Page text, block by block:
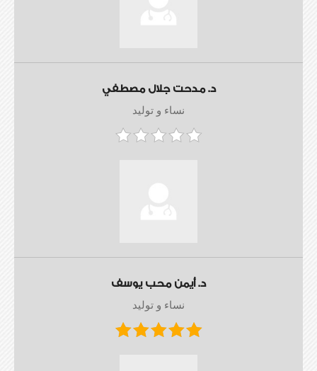
د. مدحت جلال مصطفي
نساء و توليد
د. أيمن محب يوسف
نساء و توليد